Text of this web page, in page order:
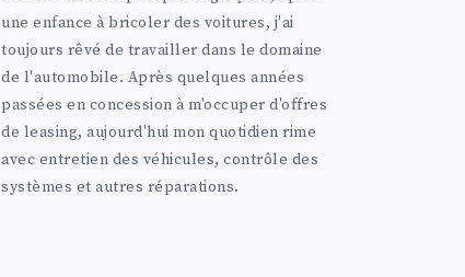
une enfance à bricoler des voitures, j'ai
toujours rêvé de travailler dans le domaine
de l'automobile. Après quelques années
passées en concession à m'occuper d'offres
de leasing, aujourd'hui mon quotidien rime
avec entretien des véhicules, contrôle des
systèmes et autres réparations.